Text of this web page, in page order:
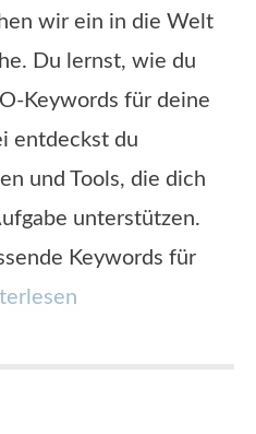
wir ein in die Welt
Du lernst, wie du
Keywords für deine
entdeckst du
und Tools, die dich
unterstützen.
Keywords für